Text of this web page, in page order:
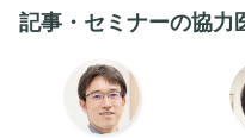
記事・セミナーの協力